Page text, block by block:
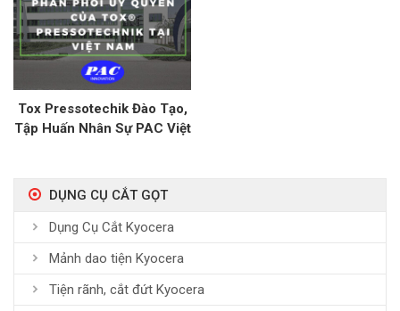
Tox Pressotechik Đào Tạo,
Tập Huấn Nhân Sự PAC Việt
Nhà Máy
DỤNG CỤ CẮT GỌT
Dụng Cụ Cắt Kyocera
Mảnh dao tiện Kyocera
Tiện rãnh, cắt đứt Kyocera